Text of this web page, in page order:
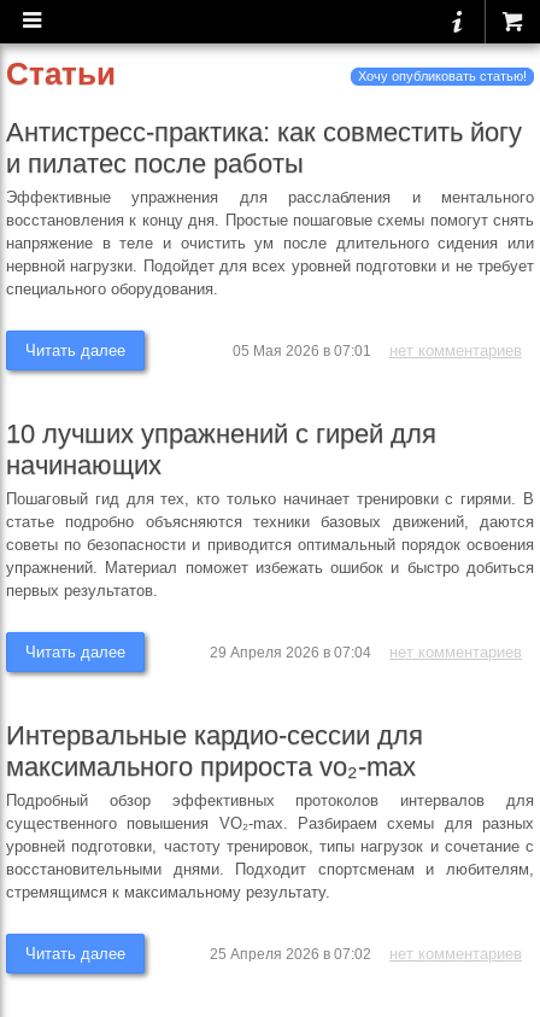
Хочу опубликовать статью!
Статьи
Антистресс-практика: как совместить йогу
и пилатес после работы
Эффективные упражнения для расслабления и ментального
восстановления к концу дня. Простые пошаговые схемы помогут снять
напряжение в теле и очистить ум после длительного сидения или
нервной нагрузки. Подойдет для всех уровней подготовки и не требует
специального оборудования.
Читать далее 05 Мая 2026 в 07:01 нет комментариев
10 лучших упражнений с гирей для
начинающих
Пошаговый гид для тех, кто только начинает тренировки с гирями. В
статье подробно объясняются техники базовых движений, даются
советы по безопасности и приводится оптимальный порядок освоения
упражнений. Материал поможет избежать ошибок и быстро добиться
первых результатов.
Читать далее 29 Апреля 2026 в 07:04 нет комментариев
Интервальные кардио-сессии для
максимального прироста vo₂-max
Подробный обзор эффективных протоколов интервалов для
существенного повышения VO₂-max. Разбираем схемы для разных
уровней подготовки, частоту тренировок, типы нагрузок и сочетание с
восстановительными днями. Подходит спортсменам и любителям,
стремящимся к максимальному результату.
Читать далее 25 Апреля 2026 в 07:02 нет комментариев